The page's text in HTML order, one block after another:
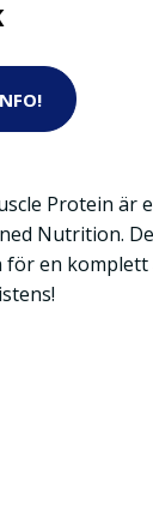
Protein
Nutrition.
en komplett